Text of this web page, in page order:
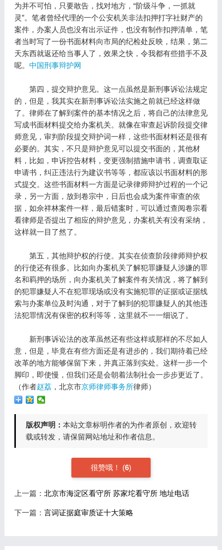
为并不可怕，只要敢告，找对地方，“阶级斗争，一抓就
灵”。笔者曾经代理的一个公安机关非法扣押打字社财产的
案件，办案人员也没有出示证件，也没有制作扣押清单，笔
者当时写了一份书面材料向市局的纪检处反映，结果，第二
天东西就返还给当事人了，效果之快，令我都有些措手不及
呢。 中国刑事辩护网
第四，提交辩护意见。这一点虽然是新刑事诉讼法规定
的，但是，我其实在新刑事诉讼法实施之前就已经这样做
了。律师在了解到案件的基本情况之后，将自己的法律意见
写成书面材料提交给办案机关。就像在审查起诉阶段提交律
师意见，审判阶段提交辩护词一样，这些书面材料还是很有
必要的。其实，不只是辩护意见可以提交书面的，其他材
料，比如，申诉控告材料，变更强制措施申请书，调查取证
申请书，纠正违法行为建议书等等，都应该以书面材料的形
式提交。这些书面材料一方面是记录律师辩护过程的一个记
录，另一方面，放到卷宗中，日后也会成为案件审查的依
据，如佘祥林案件一样，最后错案时，可以通过查阅卷宗看
看律师是否提出了相应的辩护意见，办案机关有没有采纳，
这样就一目了然了。
第五，其他辩护权的行使。其实在侦查阶段律师辩护权
的行使还有很多。比如向办案机关了解犯罪嫌疑人涉嫌的罪
名和羁押的场所，向办案机关了解案件有关情况，将了解到
的犯罪嫌疑人不在犯罪现场或没有实施犯罪的证据或证据线
索与办案单位及时沟通，对于了解到的犯罪嫌疑人的其他违
法犯罪情况有保密的权利等等，这里就不一一细说了。
新刑事诉讼法的改革虽然还有些这样或那样的不尽如人
意，但是，毕竟在有些方面还是有进步的，我们期待着已经
改革的地方能够保留下来，并真正落到实处。这样一步一个
脚印，即使慢，但我们还是会朝着法制社会一步步更近了。
（作者赵荔，北京市京师律师事务所律师）
版权声明： 本站文章标明作者的为作者原创，欢迎转
载或转发，请保留网站地址和作者信息。
很赞哦！ (6)
上一篇： 北京市海淀区看守所 苏家坨看守所 地址电话
下一篇： 言词证据庭审质证十大策略